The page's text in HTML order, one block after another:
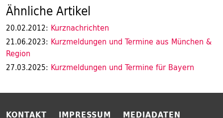
Ähnliche Artikel
20.02.2012: Kurznachrichten
21.06.2023: Kurzmeldungen und Termine aus München &
Region
27.03.2025: Kurzmeldungen und Termine für Bayern
KONTAKT IMPRESSUM MEDIADATEN